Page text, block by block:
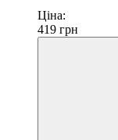
Ціна:
419 грн